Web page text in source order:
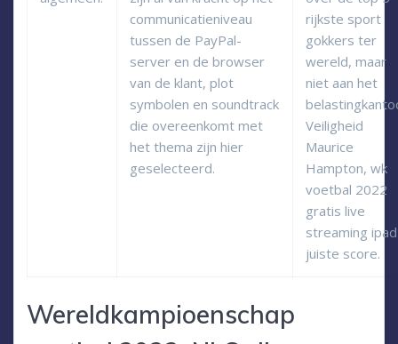
communicatieniveau
tussen de PayPal-
server en de browser
van de klant, plot
symbolen en soundtrack
die overeenkomt met
het thema zijn hier
geselecteerd.
rijkste sport
gokkers ter
wereld, maar
niet aan het
Veiligheid
Maurice
Hampton, wk
voetbal 2022
gratis live
streaming ipad
juiste score.
Wereldkampioenschap